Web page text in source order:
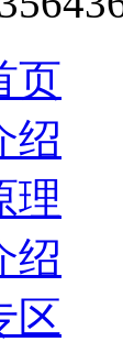
页
绍
理
绍
区